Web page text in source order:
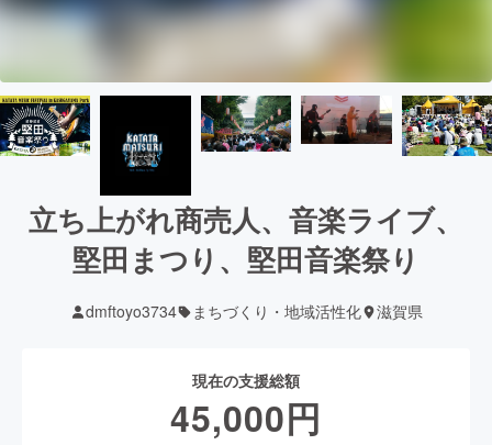
立ち上がれ商売人、音楽ライブ、
堅田まつり、堅田音楽祭り
dmftoyo3734 まちづくり・地域活性化 滋賀県
現在の支援総額
45,000円